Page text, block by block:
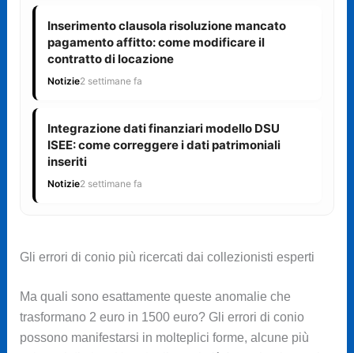
Inserimento clausola risoluzione mancato
pagamento affitto: come modificare il
contratto di locazione
Notizie2 settimane fa
Integrazione dati finanziari modello DSU
ISEE: come correggere i dati patrimoniali
inseriti
Notizie2 settimane fa
Gli errori di conio più ricercati dai collezionisti esperti
Ma quali sono esattamente queste anomalie che
trasformano 2 euro in 1500 euro? Gli errori di conio
possono manifestarsi in molteplici forme, alcune più